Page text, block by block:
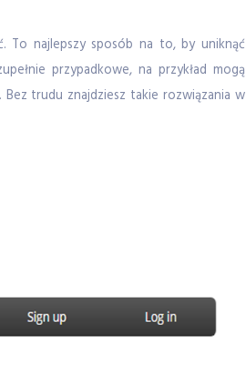
To najlepszy sposób na to, by uniknąć
przypadkowe, na przykład mogą
trudu znajdziesz takie rozwiązania w